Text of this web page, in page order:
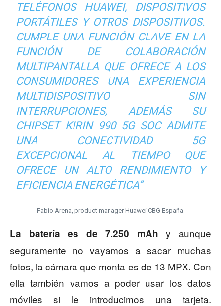
TELÉFONOS HUAWEI, DISPOSITIVOS
PORTÁTILES Y OTROS DISPOSITIVOS.
CUMPLE UNA FUNCIÓN CLAVE EN LA
FUNCIÓN DE COLABORACIÓN
MULTIPANTALLA QUE OFRECE A LOS
CONSUMIDORES UNA EXPERIENCIA
MULTIDISPOSITIVO SIN
INTERRUPCIONES, ADEMÁS SU
CHIPSET KIRIN 990 5G SOC ADMITE
UNA CONECTIVIDAD 5G
EXCEPCIONAL AL TIEMPO QUE
OFRECE UN ALTO RENDIMIENTO Y
EFICIENCIA ENERGÉTICA”
Fabio Arena, product manager Huawei CBG España.
La batería es de 7.250 mAhy aunque
seguramente no vayamos a sacar muchas
fotos, la cámara que monta es de 13 MPX. Con
ella también vamos a poder usar los datos
móviles si le introducimos una tarjeta.